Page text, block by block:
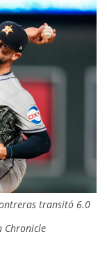
transitó 6.0
Chronicle